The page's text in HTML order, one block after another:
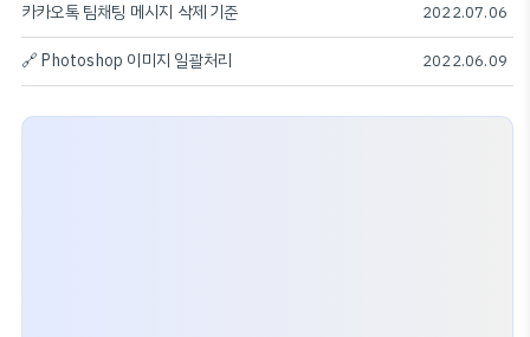
카카오톡 팀채팅 메시지 삭제 기준 2022.07.06
🔗 Photoshop 이미지 일괄처리 2022.06.09